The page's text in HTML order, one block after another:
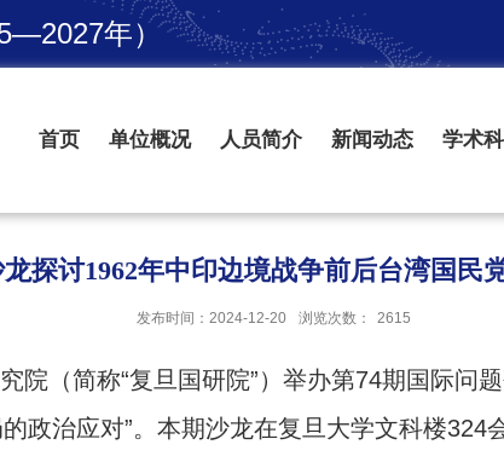
年）
首页 单位概况 人员简介 新闻动态 学术
探讨1962年中印边境战争前后台湾国民
发布时间：2024-12-20 浏览次数： 2615
院（简称“复旦国研院”）举办第74期国际问
政治应对”。本期沙龙在复旦大学文科楼324